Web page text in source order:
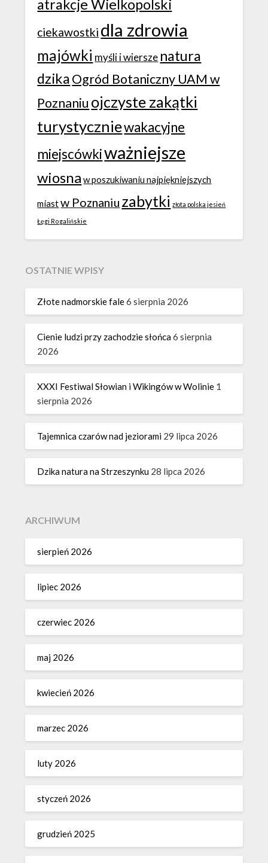
atrakcje Wielkopolski
ciekawostki dla zdrowia
majówki myśli i wiersze natura
dzikaOgród Botaniczny UAM w
Poznaniu ojczyste zakątki
turystyczniewakacyjne
miejscówkiważniejsze
wiosna w poszukiwaniu najpiękniejszych
miastw Poznaniu zabytki złota polska jesień
Łęgi Rogalińskie
OSTATNIE WPISY
Złote nadmorskie fale6 sierpnia 2026
Cienie ludzi przy zachodzie słońca6 sierpnia
2026
XXXI Festiwal Słowian i Wikingów w Wolinie 1
sierpnia 2026
Tajemnica czarów nad jeziorami 29 lipca 2026
Dzika natura na Strzeszynku 28 lipca 2026
ARCHIWUM
sierpień 2026
lipiec 2026
czerwiec 2026
maj 2026
kwiecień 2026
marzec 2026
luty 2026
styczeń 2026
grudzień 2025